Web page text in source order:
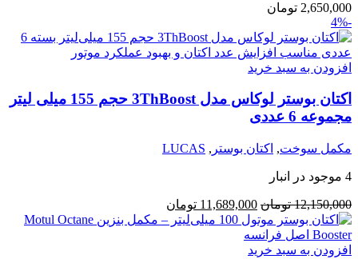
2,650,000 تومان
-4%
افزودن به سبد خرید
اکتان بوستر لوکاس مدل 3ThBoost حجم 155 میلی لیتر
مجموعه 6 عددی
مکمل سوخت, اکتان بوستر ,
LUCAS
4 موجود در انبار
12,150,000 تومان 11,689,000 تومان
افزودن به سبد خرید